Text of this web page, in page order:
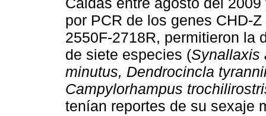
por PCR de los genes CHD-
2550F-2718R, permitieron la
de siete especies (Synallaxis
minutus, Dendrocincla
Campylorhampus
tenían reportes de su sexaje